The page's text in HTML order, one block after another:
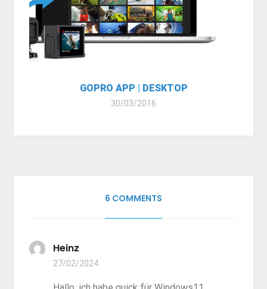
GOPRO APP | DESKTOP
30/03/2016
6 COMMENTS
Heinz
27/02/2024